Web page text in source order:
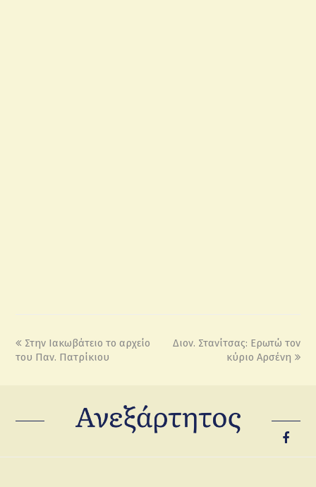
Στην Ιακωβάτειο το αρχείο
του Παν. Πατρίκιου
Διον. Στανίτσας: Ερωτώ τον
κύριο Αρσένη